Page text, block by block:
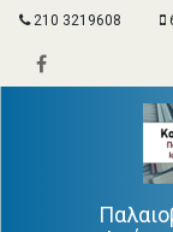
210 3219608